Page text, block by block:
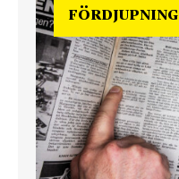
FÖRDJUPNING